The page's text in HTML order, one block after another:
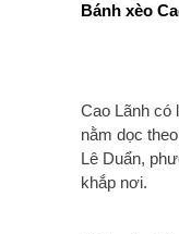
Bánh xèo
Cao Lãnh có
nằm dọc
Lê Duẩn,
khắp nơi.